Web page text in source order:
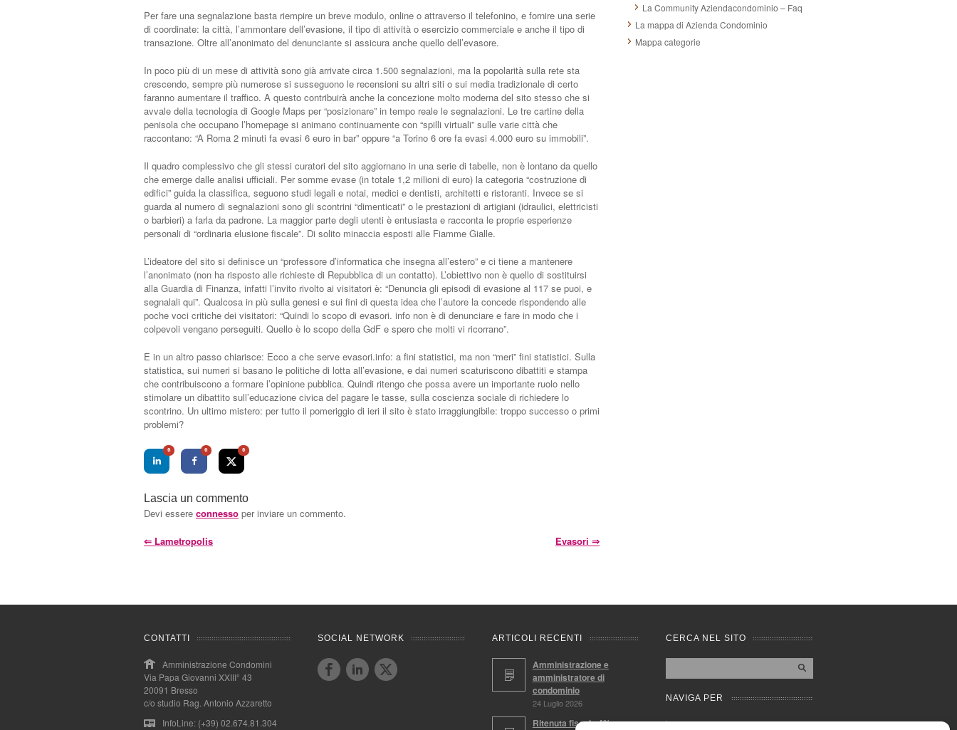
Per fare una segnalazione basta riempire un breve modulo, online o attraverso il telefonino, e fornire una serie
di coordinate: la città, l’ammontare dell’evasione, il tipo di attività o esercizio commerciale e anche il tipo di
transazione. Oltre all’anonimato del denunciante si assicura anche quello dell’evasore.
In poco più di un mese di attività sono già arrivate circa 1.500 segnalazioni, ma la popolarità sulla rete sta
crescendo, sempre più numerose si susseguono le recensioni su altri siti o sui media tradizionale di certo
faranno aumentare il traffico. A questo contribuirà anche la concezione molto moderna del sito stesso che si
avvale della tecnologia di Google Maps per “posizionare” in tempo reale le segnalazioni. Le tre cartine della
penisola che occupano l’homepage si animano continuamente con “spilli virtuali” sulle varie città che
raccontano: “A Roma 2 minuti fa evasi 6 euro in bar” oppure “a Torino 6 ore fa evasi 4.000 euro su immobili”.
Il quadro complessivo che gli stessi curatori del sito aggiornano in una serie di tabelle, non è lontano da quello
che emerge dalle analisi ufficiali. Per somme evase (in totale 1,2 milioni di euro) la categoria “costruzione di
edifici” guida la classifica, seguono studi legali e notai, medici e dentisti, architetti e ristoranti. Invece se si
guarda al numero di segnalazioni sono gli scontrini “dimenticati” o le prestazioni di artigiani (idraulici, elettricisti
o barbieri) a farla da padrone. La maggior parte degli utenti è entusiasta e racconta le proprie esperienze
personali di “ordinaria elusione fiscale”. Di solito minaccia esposti alle Fiamme Gialle.
L’ideatore del sito si definisce un “professore d’informatica che insegna all’estero” e ci tiene a mantenere
l’anonimato (non ha risposto alle richieste di Repubblica di un contatto). L’obiettivo non è quello di sostituirsi
alla Guardia di Finanza, infatti l’invito rivolto ai visitatori è: “Denuncia gli episodi di evasione al 117 se puoi, e
segnalali qui”. Qualcosa in più sulla genesi e sui fini di questa idea che l’autore la concede rispondendo alle
poche voci critiche dei visitatori: “Quindi lo scopo di evasori. info non è di denunciare e fare in modo che i
colpevoli vengano perseguiti. Quello è lo scopo della GdF e spero che molti vi ricorrano”.
E in un altro passo chiarisce: Ecco a che serve evasori.info: a fini statistici, ma non “meri” fini statistici. Sulla
statistica, sui numeri si basano le politiche di lotta all’evasione, e dai numeri scaturiscono dibattiti e stampa
che contribuiscono a formare l’opinione pubblica. Quindi ritengo che possa avere un importante ruolo nello
stimolare un dibattito sull’educazione civica del pagare le tasse, sulla coscienza sociale di richiedere lo
scontrino. Un ultimo mistero: per tutto il pomeriggio di ieri il sito è stato irraggiungibile: troppo successo o primi
problemi?
0 0 0
Lascia un commento
Devi essere connesso per inviare un commento.
⇐ Lametropolis Evasori ⇒
La Community Aziendacondominio – Faq
La mappa di Azienda Condominio
Mappa categorie
CONTATTI
Amministrazione Condomini
Via Papa Giovanni XXIII° 43
20091 Bresso
c/o studio Rag. Antonio Azzaretto
InfoLine: (+39) 02.674.81.304
SOCIAL NETWORK ARTICOLI RECENTI
Amministrazione e
amministratore di
condominio
24 Luglio 2026
Ritenuta fiscale 4%,
CERCA NEL SITO
NAVIGA PER
Mappa completa